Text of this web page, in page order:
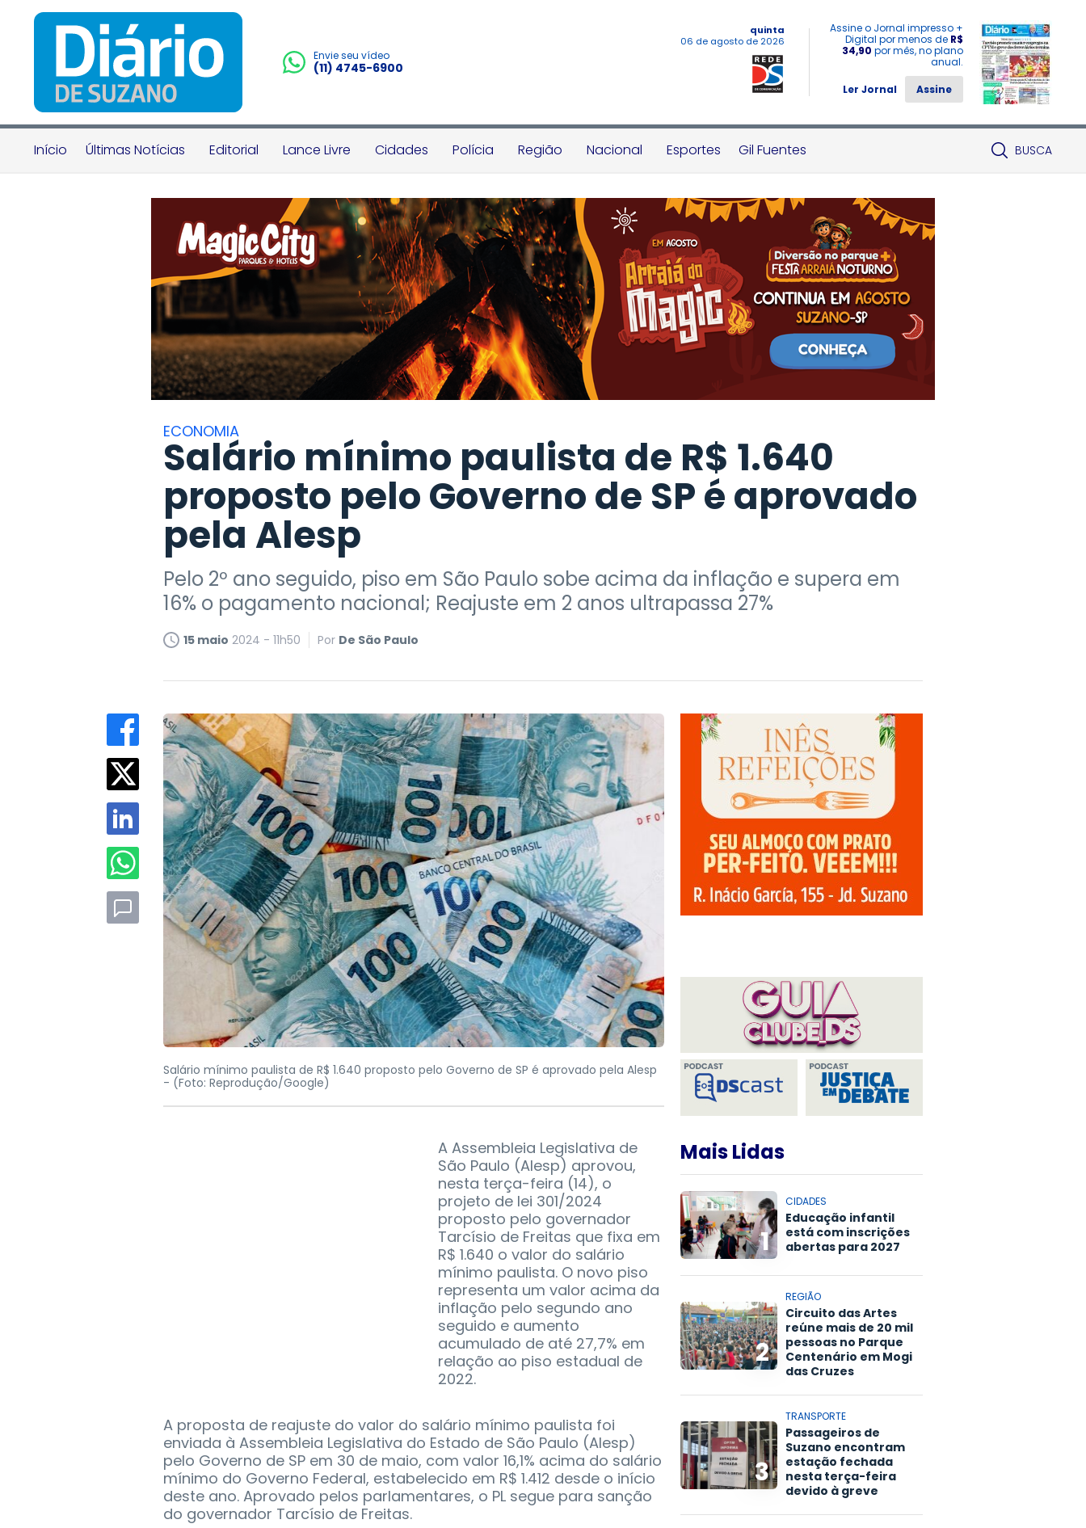
Envie seu vídeo
(11) 4745-6900
quinta
06 de agosto de 2026
Assine o Jornal impresso +
Digital por menos de R$
34,90 por mês, no plano
anual.
Ler Jornal
Assine
Início Últimas Notícias Editorial Lance Livre Cidades Polícia Região Nacional Esportes Gil Fuentes BUSCA
ECONOMIA
Salário mínimo paulista de R$ 1.640
proposto pelo Governo de SP é aprovado
pela Alesp
Pelo 2º ano seguido, piso em São Paulo sobe acima da inflação e supera em
16% o pagamento nacional; Reajuste em 2 anos ultrapassa 27%
15 maio 2024 - 11h50 Por De São Paulo
Salário mínimo paulista de R$ 1.640 proposto pelo Governo de SP é aprovado pela Alesp
- (Foto: Reprodução/Google)
A Assembleia Legislativa de
São Paulo (Alesp) aprovou,
nesta terça-feira (14), o
projeto de lei 301/2024
proposto pelo governador
Tarcísio de Freitas que fixa em
R$ 1.640 o valor do salário
mínimo paulista. O novo piso
representa um valor acima da
inflação pelo segundo ano
seguido e aumento
acumulado de até 27,7% em
relação ao piso estadual de
2022.
A proposta de reajuste do valor do salário mínimo paulista foi
enviada à Assembleia Legislativa do Estado de São Paulo (Alesp)
pelo Governo de SP em 30 de maio, com valor 16,1% acima do salário
mínimo do Governo Federal, estabelecido em R$ 1.412 desde o início
deste ano. Aprovado pelos parlamentares, o PL segue para sanção
do governador Tarcísio de Freitas.
Mais Lidas
1
CIDADES
Educação infantil
está com inscrições
abertas para 2027
2
REGIÃO
Circuito das Artes
reúne mais de 20 mil
pessoas no Parque
Centenário em Mogi
das Cruzes
3
TRANSPORTE
Passageiros de
Suzano encontram
estação fechada
nesta terça-feira
devido à greve